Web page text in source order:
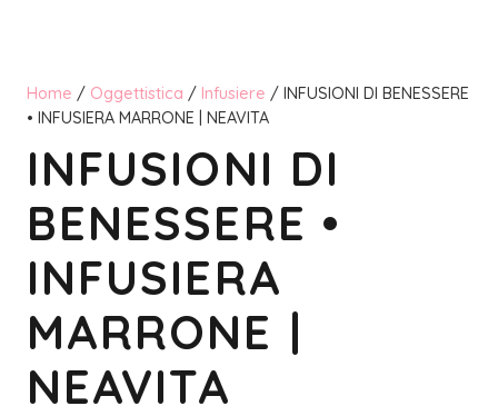
Home / Oggettistica / Infusiere / INFUSIONI DI BENESSERE
• INFUSIERA MARRONE | NEAVITA
INFUSIONI DI
BENESSERE •
INFUSIERA
MARRONE |
NEAVITA